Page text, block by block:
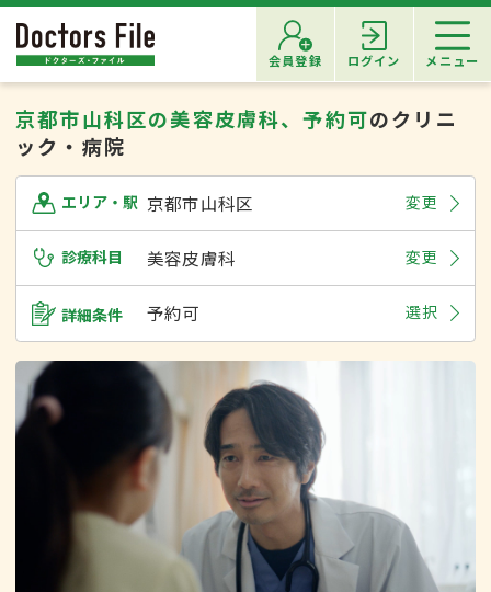
会員登録 ログイン メニュー
京都市山科区の美容皮膚科、予約可のクリニ
ック・病院
エリア・駅 京都市山科区 変更
診療科目 美容皮膚科 変更
詳細条件 予約可 選択